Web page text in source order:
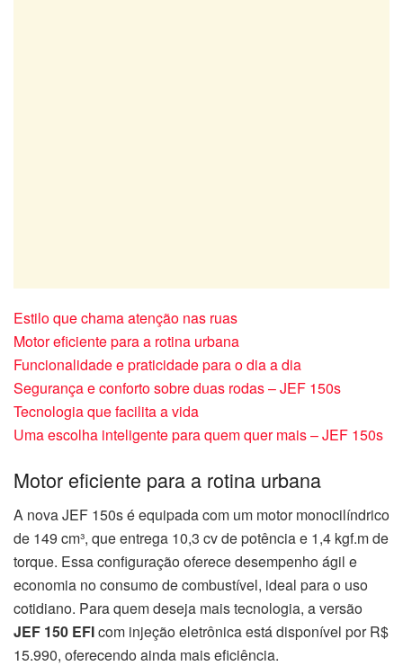
Estilo que chama atenção nas ruas
Motor eficiente para a rotina urbana
Funcionalidade e praticidade para o dia a dia
Segurança e conforto sobre duas rodas – JEF 150s
Tecnologia que facilita a vida
Uma escolha inteligente para quem quer mais – JEF 150s
Motor eficiente para a rotina urbana
A nova JEF 150s é equipada com um motor monocilíndrico
de 149 cm³, que entrega 10,3 cv de potência e 1,4 kgf.m de
torque. Essa configuração oferece desempenho ágil e
economia no consumo de combustível, ideal para o uso
cotidiano. Para quem deseja mais tecnologia, a versão
JEF 150 EFIcom injeção eletrônica está disponível por R$
15.990, oferecendo ainda mais eficiência.